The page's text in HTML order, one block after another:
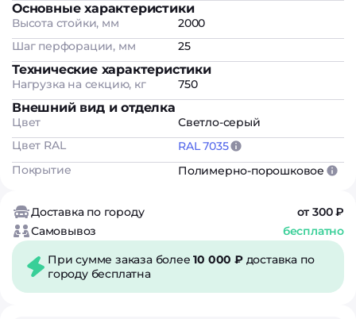
Основные характеристики
Высота стойки, мм
2000
Шаг перфорации, мм
25
Технические характеристики
Нагрузка на секцию, кг 750
Внешний вид и отделка
Цвет
Светло-серый
Цвет RAL
RAL 7035
Покрытие
Полимерно-порошковое
Доставка по городу
от 300 ₽
Самовывоз
бесплатно
При сумме заказа более10 000 ₽доставка по
городу бесплатна